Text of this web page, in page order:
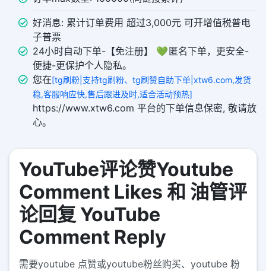
好消息: 累计订单费用 超过3,000元 可开增值税普电
子普票
24小时自动下单-【免注册】 💚 匿名下单，更安全-
便捷-更保护个人隐私。
您在[tg刷粉|支持tg刷粉、tg刷赞自助下单|xtw6.com,发货
稳,客服响应快,售后跟进及时,适合活动预热]
https://www.xtw6.com 平台的下单信息保密, 敬请放
心。
YouTube评论赞Youtube
Comment Likes 和 油管评
论回复 YouTube
Comment Reply
需要youtube 点赞或youtube粉丝购买、youtube 粉